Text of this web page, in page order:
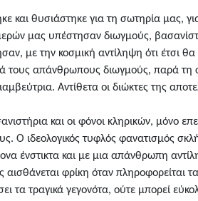
θυσιάστηκε για τη σωτηρία μας,
μας υπέστησαν διωγμούς,
με την κοσμική αντίληψη ότι έτσι
απάνθρωπους διωγμούς, παρά τη
Αντίθετα οι διώκτες της
και οι φόνοι κληρικών, μόνο
ιδεολογικός τυφλός φανατισμός
ένστικτα και με μια απάνθρωπη
φρίκη όταν
τραγικά γεγονότα, ούτε μπορεί